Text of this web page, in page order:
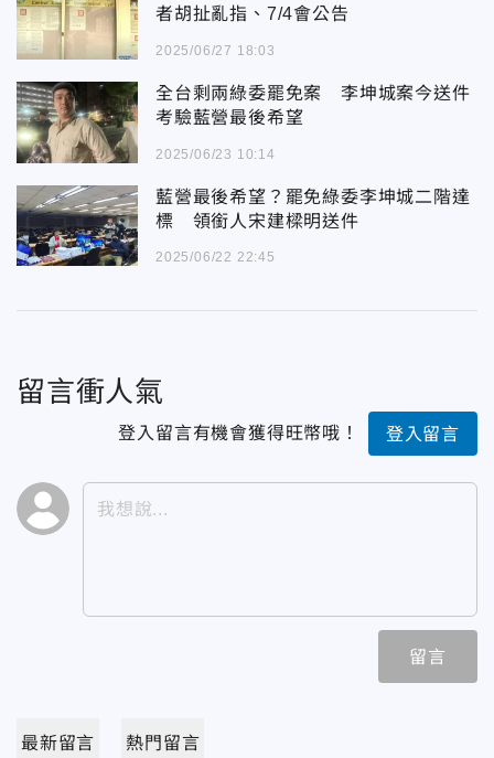
者胡扯亂指、7/4會公告
2025/06/27 18:03
全台剩兩綠委罷免案 李坤城案今送件
考驗藍營最後希望
2025/06/23 10:14
藍營最後希望？罷免綠委李坤城二階達
標 領銜人宋建樑明送件
2025/06/22 22:45
留言衝人氣
登入留言有機會獲得旺幣哦！ 登入留言
留言
最新留言 熱門留言